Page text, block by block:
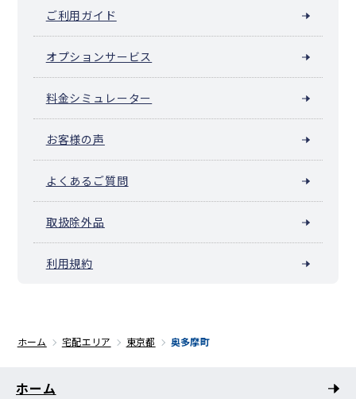
ご利用ガイド
オプションサービス
料金シミュレーター
お客様の声
よくあるご質問
取扱除外品
利用規約
ホーム 宅配エリア 東京都 奥多摩町
ホーム